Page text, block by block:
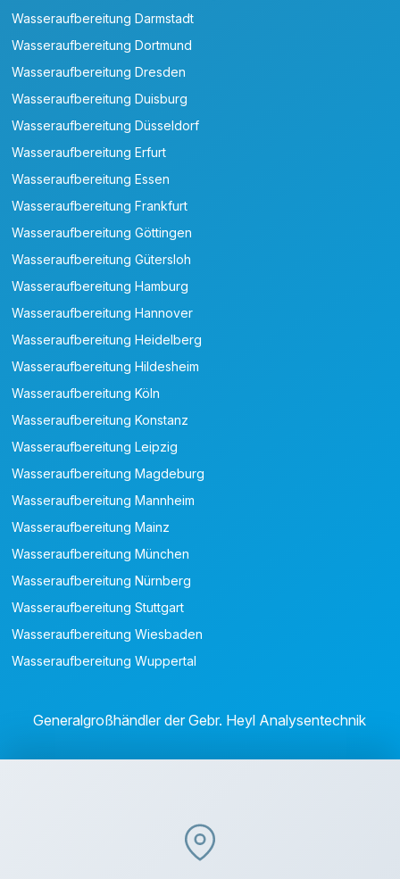
Wasseraufbereitung Darmstadt
Wasseraufbereitung Dortmund
Wasseraufbereitung Dresden
Wasseraufbereitung Duisburg
Wasseraufbereitung Düsseldorf
Wasseraufbereitung Erfurt
Wasseraufbereitung Essen
Wasseraufbereitung Frankfurt
Wasseraufbereitung Göttingen
Wasseraufbereitung Gütersloh
Wasseraufbereitung Hamburg
Wasseraufbereitung Hannover
Wasseraufbereitung Heidelberg
Wasseraufbereitung Hildesheim
Wasseraufbereitung Köln
Wasseraufbereitung Konstanz
Wasseraufbereitung Leipzig
Wasseraufbereitung Magdeburg
Wasseraufbereitung Mannheim
Wasseraufbereitung Mainz
Wasseraufbereitung München
Wasseraufbereitung Nürnberg
Wasseraufbereitung Stuttgart
Wasseraufbereitung Wiesbaden
Wasseraufbereitung Wuppertal
Generalgroßhändler der Gebr. Heyl Analysentechnik